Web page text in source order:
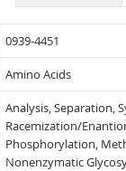
0939-4451
Amino Acids
Analysis, Separation,
Racemization/
Phosphorylation,
Nonenzymatic